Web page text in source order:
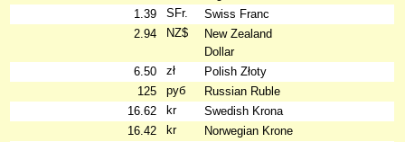
1.39
SFr.
Swiss Franc
2.94
NZ$
New Zealand
Dollar
6.50
zł
Polish Złoty
125
руб
Russian Ruble
16.62
kr
Swedish Krona
16.42
kr
Norwegian Krone